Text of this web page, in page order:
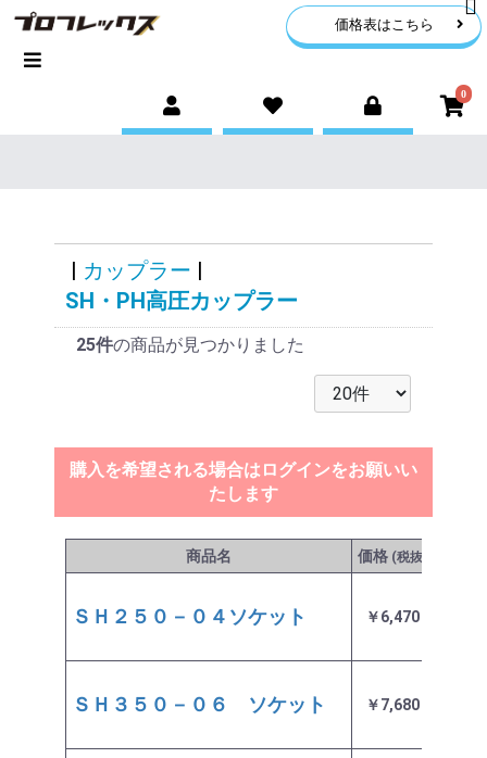
価格表はこちら
0
| カップラー |
SH・PH高圧カップラー
25件の商品が見つかりました
購入を希望される場合はログインをお願いい
たします
商品名 価格 (税抜)
ＳＨ２５０－０４ソケット ￥6,470
ＳＨ３５０－０６ ソケット ￥7,680